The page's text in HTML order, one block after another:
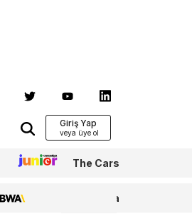
Giriş Yap
Junior The Cars
WPP Media